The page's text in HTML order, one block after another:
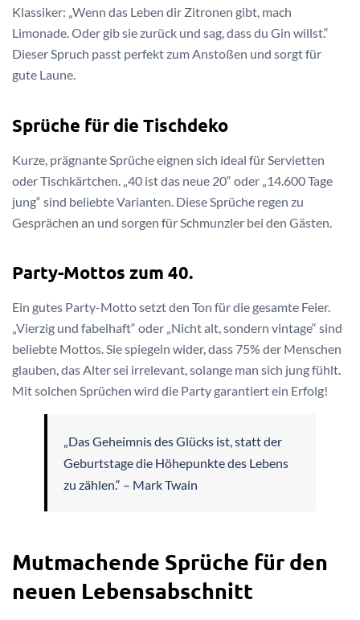
Klassiker: „Wenn das Leben dir Zitronen gibt, mach
Limonade. Oder gib sie zurück und sag, dass du Gin willst.“
Dieser Spruch passt perfekt zum Anstoßen und sorgt für
gute Laune.
Sprüche für die Tischdeko
Kurze, prägnante Sprüche eignen sich ideal für Servietten
oder Tischkärtchen. „40 ist das neue 20“ oder „14.600 Tage
jung“ sind beliebte Varianten. Diese Sprüche regen zu
Gesprächen an und sorgen für Schmunzler bei den Gästen.
Party-Mottos zum 40.
Ein gutes Party-Motto setzt den Ton für die gesamte Feier.
„Vierzig und fabelhaft“ oder „Nicht alt, sondern vintage“ sind
beliebte Mottos. Sie spiegeln wider, dass 75% der Menschen
glauben, das Alter sei irrelevant, solange man sich jung fühlt.
Mit solchen Sprüchen wird die Party garantiert ein Erfolg!
„Das Geheimnis des Glücks ist, statt der
Geburtstage die Höhepunkte des Lebens
zu zählen.“ – Mark Twain
Mutmachende Sprüche für den
neuen Lebensabschnitt